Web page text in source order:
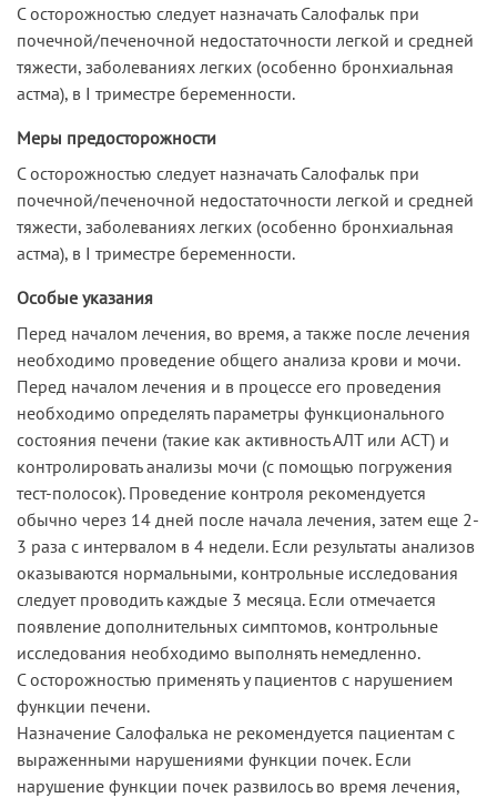
С осторожностью следует назначать Салофальк при
почечной/печеночной недостаточности легкой и средней
тяжести, заболеваниях легких (особенно бронхиальная
астма), в I триместре беременности.
Меры предосторожности
С осторожностью следует назначать Салофальк при
почечной/печеночной недостаточности легкой и средней
тяжести, заболеваниях легких (особенно бронхиальная
астма), в I триместре беременности.
Особые указания
Перед началом лечения, во время, а также после лечения
необходимо проведение общего анализа крови и мочи.
Перед началом лечения и в процессе его проведения
необходимо определять параметры функционального
состояния печени (такие как активность АЛТ или ACT) и
контролировать анализы мочи (с помощью погружения
тест-полосок). Проведение контроля рекомендуется
обычно через 14 дней после начала лечения, затем еще 2-
3 раза с интервалом в 4 недели. Если результаты анализов
оказываются нормальными, контрольные исследования
следует проводить каждые 3 месяца. Если отмечается
появление дополнительных симптомов, контрольные
исследования необходимо выполнять немедленно.
С осторожностью применять у пациентов с нарушением
функции печени.
Назначение Салофалька не рекомендуется пациентам с
выраженными нарушениями функции почек. Если
нарушение функции почек развилось во время лечения,